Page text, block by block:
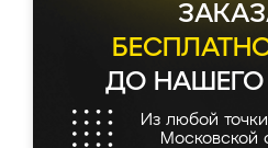
ДО
Из любой
Московской